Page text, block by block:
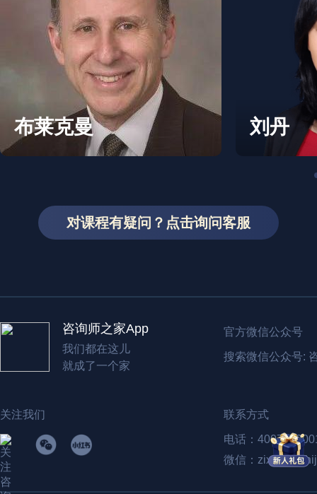
赵文滔
台湾华人伴侣与家庭治疗协会前理事长
陈海贤
亚洲家庭治疗
对课程有疑问？点击询问客服
咨询师之家App
我们都在这儿
就成了一个家
官方微信公众号
搜索微信公众号:
关注我们 联系方式
电话：
微信：